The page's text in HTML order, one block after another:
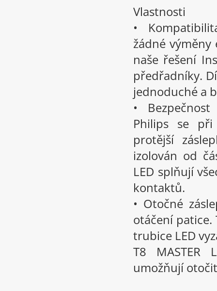
Vlastnosti
•
žádné
naše řešení
předřadníky.
jednoduché a
•
Philips se při
protější
izolován od
LED splňují
kontaktů.
• Otočné
otáčení
trubice LED
T8 MASTER
umožňují